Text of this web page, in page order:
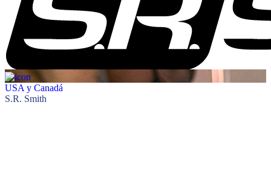
USA y Canadá
S.R. Smith